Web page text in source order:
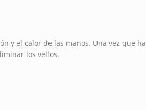
y el calor de las manos. Una vez que ha
los vellos.